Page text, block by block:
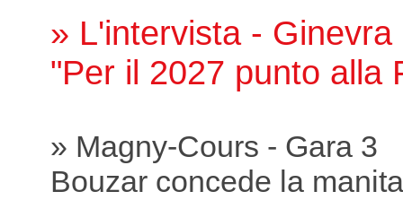
» L'intervista - Ginevra
"Per il 2027 punto alla
» Magny-Cours - Gara 3
Bouzar concede la manita